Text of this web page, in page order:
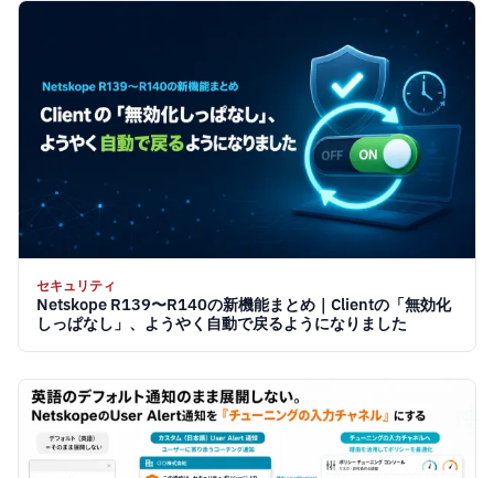
セキュリティ
Netskope R139〜R140の新機能まとめ｜Clientの「無効化
しっぱなし」、ようやく自動で戻るようになりました